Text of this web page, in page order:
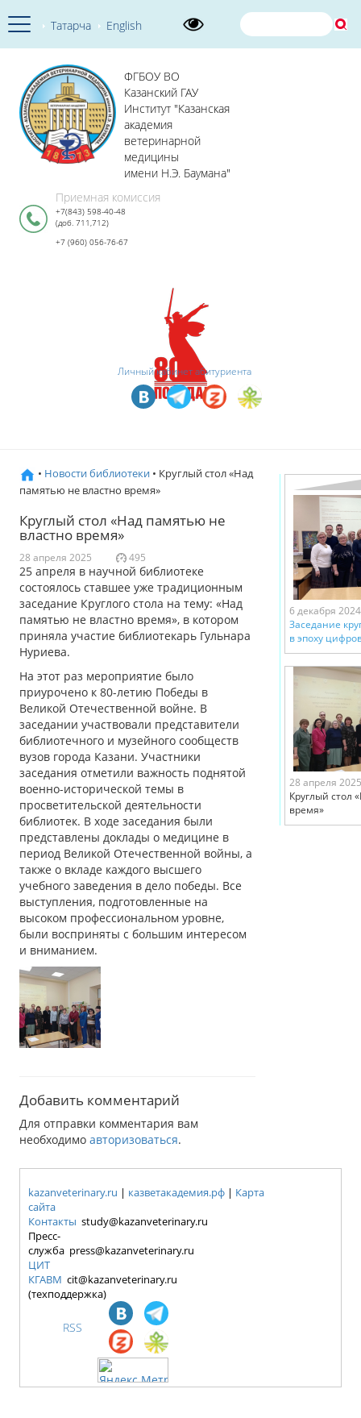
Татарча English
ФГБОУ ВО
Казанский ГАУ
Институт "Казанская
академия
ветеринарной
медицины
имени Н.Э. Баумана"
Приемная комиссия
+7(843) 598-40-48
(доб. 711,712)
+7 (960) 056-76-67
Личный кабинет абитуриента
• Новости библиотеки • Круглый стол «Над
памятью не властно время»
Круглый стол «Над памятью не
властно время»
28 апреля 2025 495
25 апреля в научной библиотеке
состоялось ставшее уже традиционным
заседание Круглого стола на тему: «Над
памятью не властно время», в котором
приняла участие библиотекарь Гульнара
Нуриева.
На этот раз мероприятие было
приурочено к 80-летию Победы в
Великой Отечественной войне. В
заседании участвовали представители
библиотечного и музейного сообществ
вузов города Казани. Участники
заседания отметили важность поднятой
военно-исторической темы в
просветительской деятельности
библиотек. В ходе заседания были
представлены доклады о медицине в
период Великой Отечественной войны, а
также о вкладе каждого высшего
учебного заведения в дело победы. Все
выступления, подготовленные на
высоком профессиональном уровне,
были восприняты с большим интересом
и вниманием.
Добавить комментарий
Для отправки комментария вам
необходимо авторизоваться.
6 декабря 2024
Заседание
в эпоху
28 апреля 2025
Круглый стол
время»
kazanveterinary.ru | казветакадемия.рф | Карта
сайта
Контакты study@kazanveterinary.ru
Пресс-
служба press@kazanveterinary.ru
ЦИТ
КГАВМ cit@kazanveterinary.ru
(техподдержка)
RSS